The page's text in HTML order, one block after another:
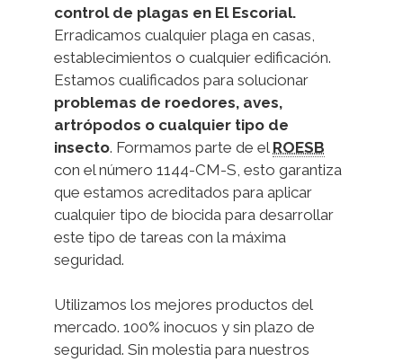
control de plagas en El Escorial.
Erradicamos cualquier plaga en casas,
establecimientos o cualquier edificación.
Estamos cualificados para solucionar
problemas de roedores, aves,
artrópodos o cualquier tipo de
insecto. Formamos parte de el ROESB
con el número 1144-CM-S, esto garantiza
que estamos acreditados para aplicar
cualquier tipo de biocida para desarrollar
este tipo de tareas con la máxima
seguridad.
Utilizamos los mejores productos del
mercado. 100% inocuos y sin plazo de
seguridad. Sin molestia para nuestros